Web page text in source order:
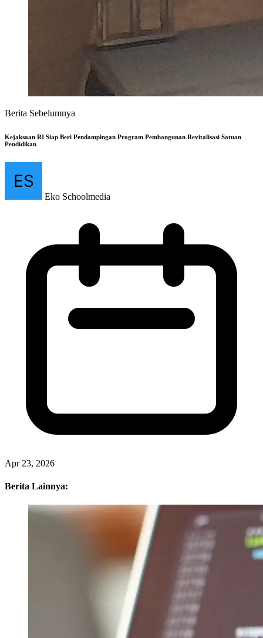
Berita Sebelumnya
Kejaksaan RI Siap Beri Pendampingan Program Pembangunan Revitalisasi Satuan
Pendidikan
Eko Schoolmedia
Apr 23, 2026
Berita Lainnya: